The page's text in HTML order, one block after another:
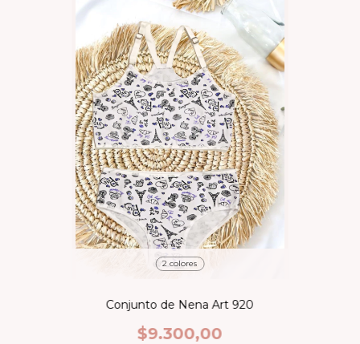
2 colores
Conjunto de Nena Art 920
$9.300,00